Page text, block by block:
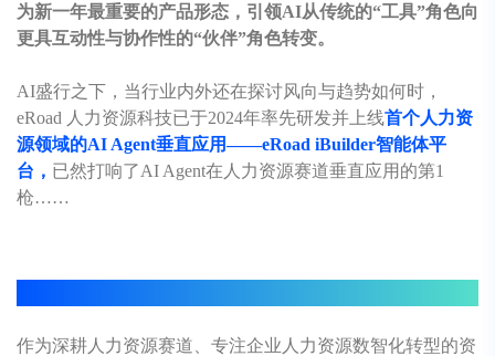
为新一年最重要的产品形态，引领AI从传统的“工具”角色向
更具互动性与协作性的“伙伴”角色转变。
AI盛行之下，当行业内外还在探讨风向与趋势如何时，
eRoad 人力资源科技已于2024年率先研发并上线首个人力资
源领域的AI Agent垂直应用——eRoad iBuilder智能体平
台， 已然打响了AI Agent在人力资源赛道垂直应用的第1
枪……
作为深耕人力资源赛道、专注企业人力资源数智化转型的资